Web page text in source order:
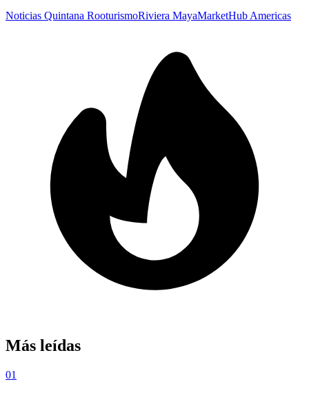
Noticias Quintana RooturismoRiviera MayaMarketHub Americas
Más leídas
01